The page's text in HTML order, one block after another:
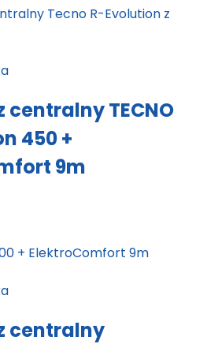
centralny TECNO
450 +
9m
centralny